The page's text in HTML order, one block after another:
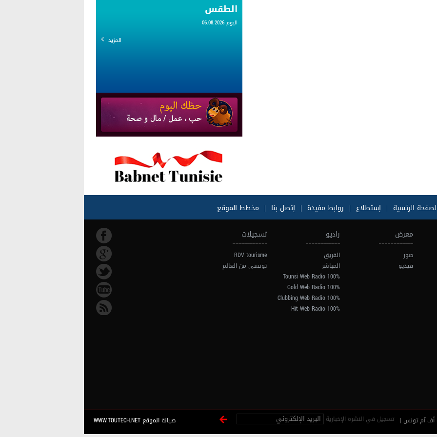
الطقس
اليوم 06.08.2026
المزيد
الرئسية | إستطلاع | روابط مفيدة | إتصل بنا | مخطط الموقع
معرض
صور
فيديو
راديو
الفريق
المباشر
100% Tounsi Web Radio
100% Gold Web Radio
100% Clubbing Web Radio
100% Hit Web Radio
تسجيلات
RDV tourisme
تونسي من العالم
تسجيل في النشرة الإخبارية صيانة الموقع WWW.TOUTECH.NET